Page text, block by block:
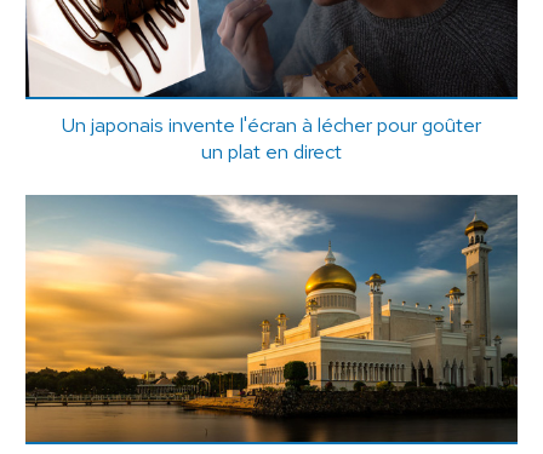
Un japonais invente l'écran à lécher pour goûter
un plat en direct